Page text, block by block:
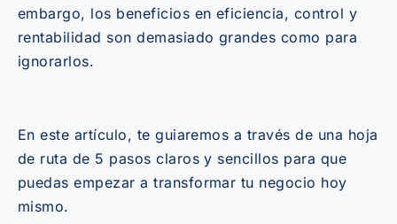
embargo, los beneficios en eficiencia, control y
rentabilidad son demasiado grandes como para
ignorarlos.
En este artículo, te guiaremos a través de una hoja
de ruta de 5 pasos claros y sencillos para que
puedas empezar a transformar tu negocio hoy
mismo.